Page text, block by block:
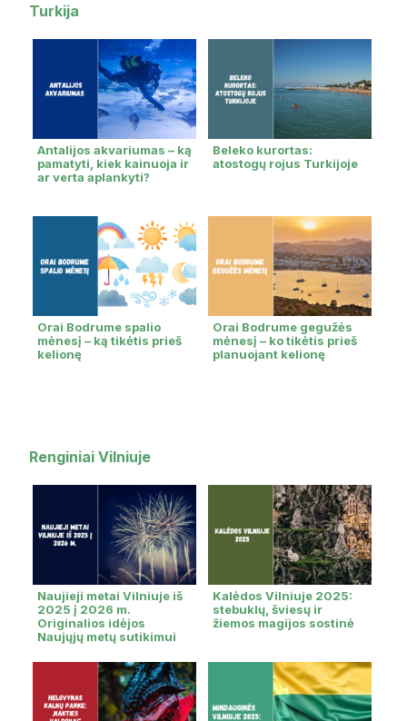
Turkija
Antalijos akvariumas – ką
pamatyti, kiek kainuoja ir
ar verta aplankyti?
Beleko kurortas:
atostogų rojus Turkijoje
Orai Bodrume spalio
mėnesį – ką tikėtis prieš
kelionę
Orai Bodrume gegužės
mėnesį – ko tikėtis prieš
planuojant kelionę
Renginiai Vilniuje
Naujieji metai Vilniuje iš
2025 į 2026 m.
Originalios idėjos
Naujųjų metų sutikimui
Kalėdos Vilniuje 2025:
stebuklų, šviesų ir
žiemos magijos sostinė